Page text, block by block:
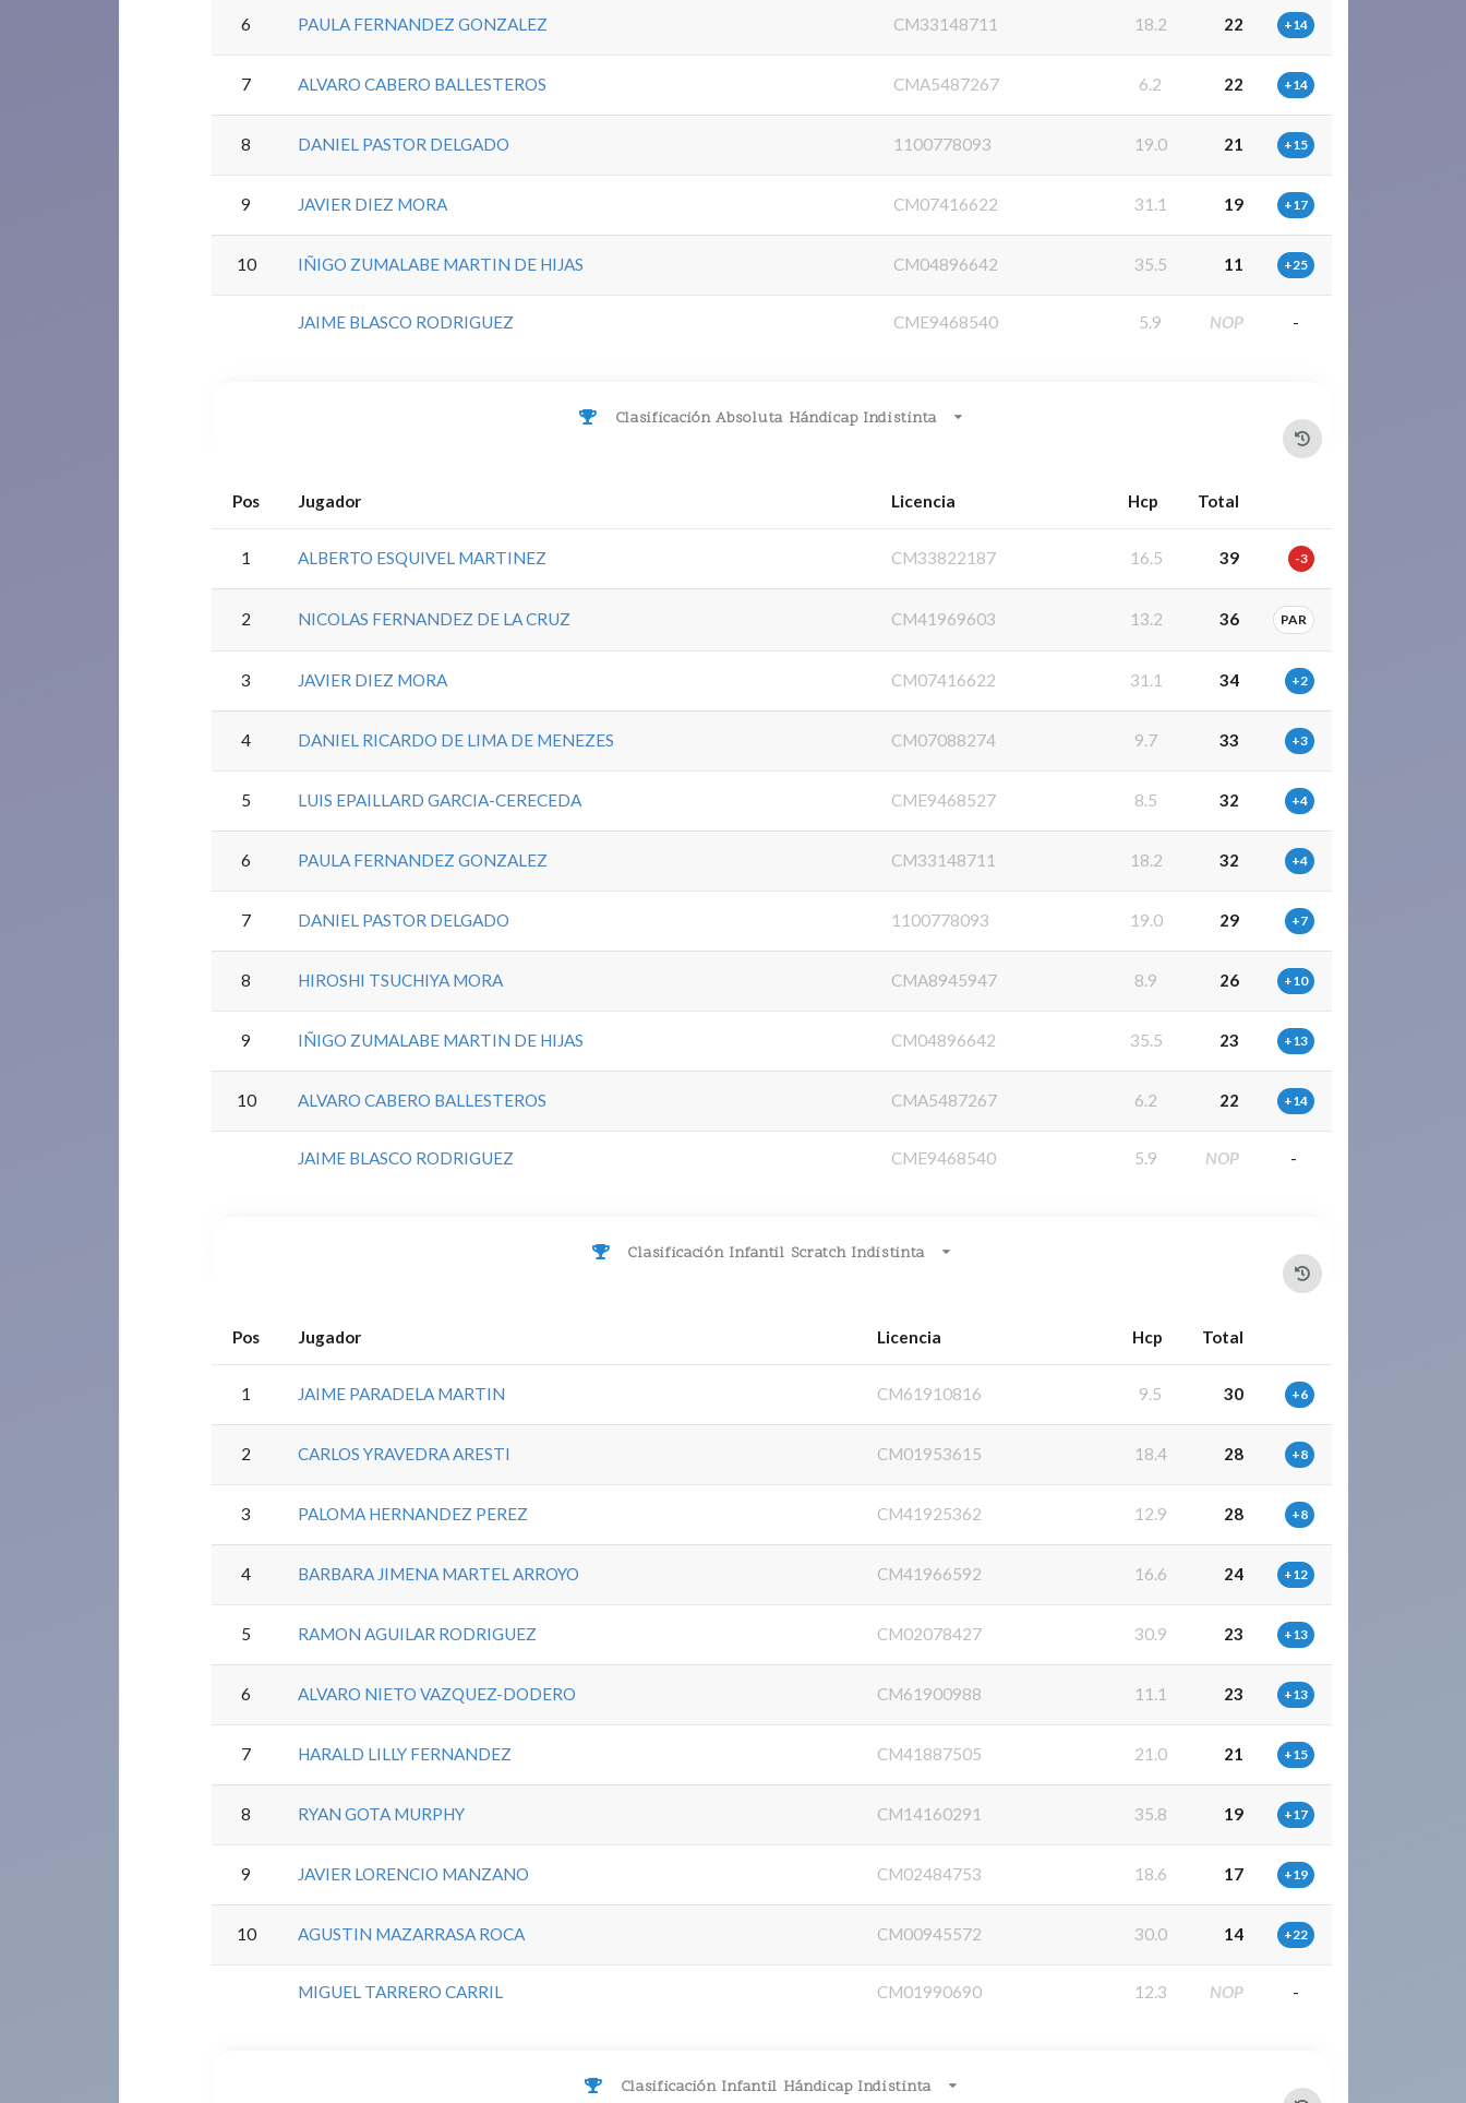
6 PAULA FERNANDEZ GONZALEZ CM33148711 18.2 22 +14
7 ALVARO CABERO BALLESTEROS CMA5487267 6.2 22 +14
8 DANIEL PASTOR DELGADO 1100778093 19.0 21 +15
9 JAVIER DIEZ MORA CM07416622 31.1 19 +17
10 IÑIGO ZUMALABE MARTIN DE HIJAS CM04896642 35.5 11 +25
JAIME BLASCO RODRIGUEZ CME9468540 5.9 NOP -
Clasificación Absoluta Hándicap Indistinta
Pos Jugador Licencia Hcp Total
1 ALBERTO ESQUIVEL MARTINEZ CM33822187 16.5 39 -3
2 NICOLAS FERNANDEZ DE LA CRUZ CM41969603 13.2 36 PAR
3 JAVIER DIEZ MORA CM07416622 31.1 34 +2
4 DANIEL RICARDO DE LIMA DE MENEZES CM07088274 9.7 33 +3
5 LUIS EPAILLARD GARCIA-CERECEDA CME9468527 8.5 32 +4
6 PAULA FERNANDEZ GONZALEZ CM33148711 18.2 32 +4
7 DANIEL PASTOR DELGADO 1100778093 19.0 29 +7
8 HIROSHI TSUCHIYA MORA CMA8945947 8.9 26 +10
9 IÑIGO ZUMALABE MARTIN DE HIJAS CM04896642 35.5 23 +13
10 ALVARO CABERO BALLESTEROS CMA5487267 6.2 22 +14
JAIME BLASCO RODRIGUEZ CME9468540 5.9 NOP -
Clasificación Infantil Scratch Indistinta
Pos Jugador Licencia Hcp Total
1 JAIME PARADELA MARTIN CM61910816 9.5 30 +6
2 CARLOS YRAVEDRA ARESTI CM01953615 18.4 28 +8
3 PALOMA HERNANDEZ PEREZ CM41925362 12.9 28 +8
4 BARBARA JIMENA MARTEL ARROYO CM41966592 16.6 24 +12
5 RAMON AGUILAR RODRIGUEZ CM02078427 30.9 23 +13
6 ALVARO NIETO VAZQUEZ-DODERO CM61900988 11.1 23 +13
7 HARALD LILLY FERNANDEZ CM41887505 21.0 21 +15
8 RYAN GOTA MURPHY CM14160291 35.8 19 +17
9 JAVIER LORENCIO MANZANO CM02484753 18.6 17 +19
10 AGUSTIN MAZARRASA ROCA CM00945572 30.0 14 +22
MIGUEL TARRERO CARRIL CM01990690 12.3 NOP -
Clasificación Infantil Hándicap Indistinta